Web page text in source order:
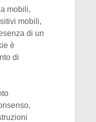
mobili,
mobili,
di un
è
di